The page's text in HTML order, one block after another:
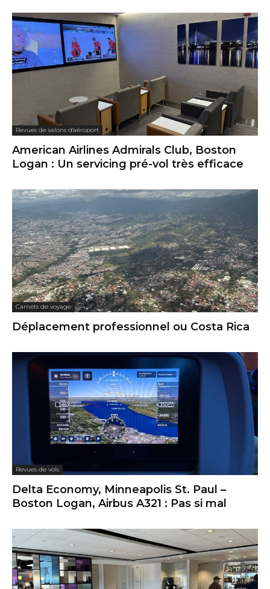
Revues de salons d'aéroport
American Airlines Admirals Club, Boston
Logan : Un servicing pré-vol très efficace
Carnets de voyage
Déplacement professionnel ou Costa Rica
Revues de vols
Delta Economy, Minneapolis St. Paul –
Boston Logan, Airbus A321 : Pas si mal